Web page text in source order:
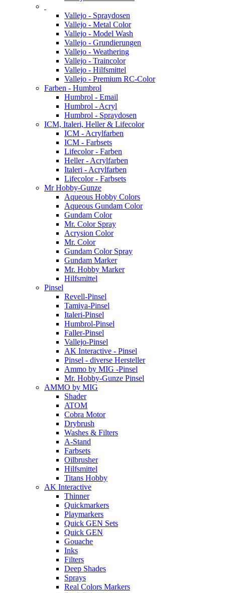
Vallejo - Spraydosen
Vallejo - Metal Color
Vallejo - Model Wash
Vallejo - Grundierungen
Vallejo - Weathering
Vallejo - Traincolor
Vallejo - Hilfsmittel
Vallejo - Premium RC-Color
Farben - Humbrol
Humbrol - Email
Humbrol - Acryl
Humbrol - Spraydosen
ICM, Italeri, Heller & Lifecolor
ICM - Acrylfarben
ICM - Farbsets
Lifecolor - Farben
Heller - Acrylfarben
Italeri - Acrylfarben
Lifecolor - Farbsets
Mr Hobby-Gunze
Aqueous Hobby Colors
Aqueous Gundam Color
Gundam Color
Mr. Color Spray
Acrysion Color
Mr. Color
Gundam Color Spray
Gundam Marker
Mr. Hobby Marker
Hilfsmittel
Pinsel
Revell-Pinsel
Tamiya-Pinsel
Italeri-Pinsel
Humbrol-Pinsel
Faller-Pinsel
Vallejo-Pinsel
AK Interactive - Pinsel
Pinsel - diverse Hersteller
Ammo by MIG -Pinsel
Mr. Hobby-Gunze Pinsel
AMMO by MIG
Shader
ATOM
Cobra Motor
Drybrush
Washes & Filters
A-Stand
Farbsets
Oilbrusher
Hilfsmittel
Titans Hobby
AK Interactive
Thinner
Quickmarkers
Playmarkers
Quick GEN Sets
Quick GEN
Gouache
Inks
Filters
Deep Shades
Sprays
Real Colors Markers